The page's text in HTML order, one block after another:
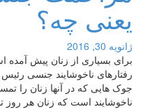
یعنی چه؟
ژانویه 30, 2016
برای بسیاری از زنان پیش
رفتارهای ناخوشایند جنسی رئیس
جوک هایی که در آنها زنان را
ناخوشایند است که زنان هر روز